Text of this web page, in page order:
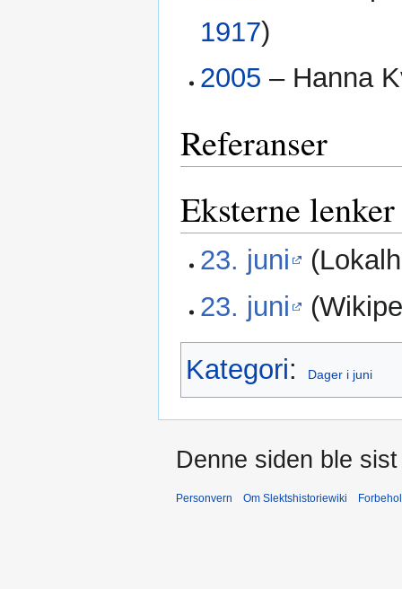
1917)
2005 – Hanna
Referanser
Eksterne lenker
23. juni
23. juni
Kategori: Dager i juni
Denne siden ble
Personvern Om Slektshistoriewiki